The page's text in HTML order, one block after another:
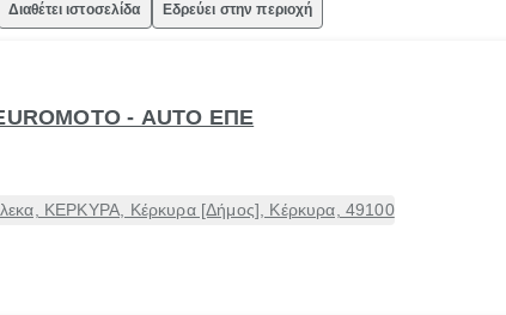
Διαθέτει ιστοσελίδα Εδρεύει στην περιοχή
- AUTO ΕΠΕ
ΚΕΡΚΥΡΑ, Κέρκυρα [Δήμος], Κέρκυρα, 49100